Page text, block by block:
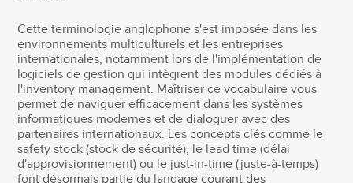
Cette terminologie anglophone s'est imposée dans les
environnements multiculturels et les entreprises
internationales, notamment lors de l'implémentation de
logiciels de gestion qui intègrent des modules dédiés à
l'inventory management. Maîtriser ce vocabulaire vous
permet de naviguer efficacement dans les systèmes
informatiques modernes et de dialoguer avec des
partenaires internationaux. Les concepts clés comme le
safety stock (stock de sécurité), le lead time (délai
d'approvisionnement) ou le just-in-time (juste-à-temps)
font désormais partie du langage courant des